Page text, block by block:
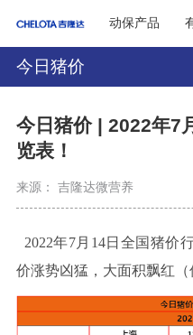
动保产品
今日猪价
今日猪价 | 2022年7
览表！
来源： 吉隆达微营养
2022年7月14日全国猪价
价涨势凶猛，大面积飘红（